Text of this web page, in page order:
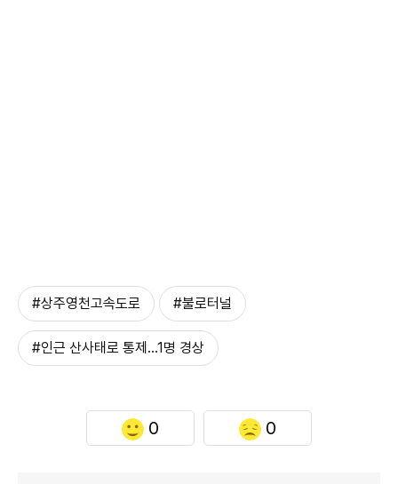
#상주영천고속도로 #불로터널
#인근 산사태로 통제…1명 경상
0 0